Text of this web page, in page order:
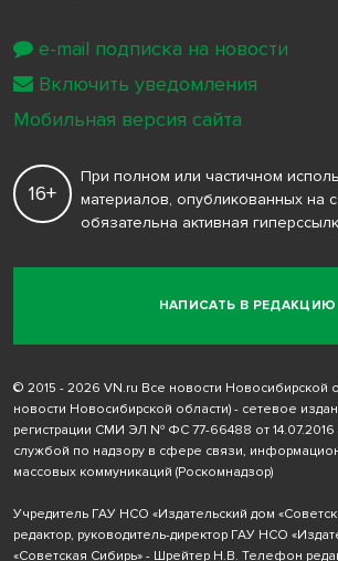
НАПИСАТЬ В РЕДАКЦИЮ
16+
При полном или частичном
материалов, опубликованных на
обязательна активная
© 2015 - 2026 VN.ru Все новости Новосибирской
новости Новосибирской области) - сетевое
регистрации СМИ ЭЛ № ФС 77-66488 от
службой по надзору в сфере связи,
массовых коммуникаций (Роскомнадзор)
Учредитель ГАУ НСО «Издательский дом
редактор, руководитель-директор ГАУ НСО
«Советская Сибирь» - Шрейтер Н.В. Телефон
e-mail подписка на новости
Включить уведомления
Мобильная версия сайта